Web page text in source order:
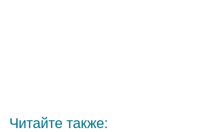
Читайте также: